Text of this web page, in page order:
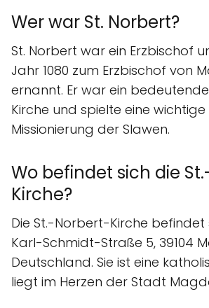
Wer war St. Norbert?
St. Norbert war ein Erzbischof
Jahr 1080 zum Erzbischof von
ernannt. Er war ein
Kirche und spielte eine
Missionierung der Slawen.
Wo befindet sich die
Kirche?
Die St.-Norbert-Kirche befindet
Karl-Schmidt-Straße 5, 39104
Deutschland. Sie ist eine
liegt im Herzen der Stadt